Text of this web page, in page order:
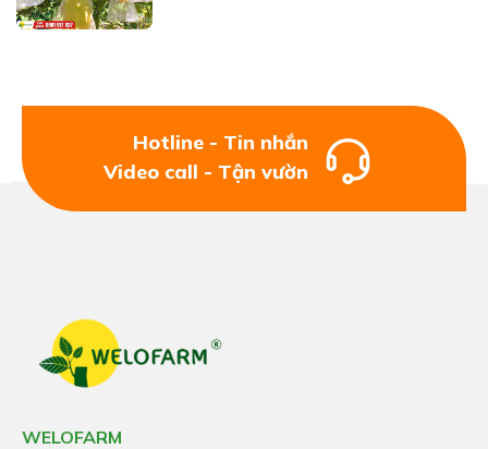
Hotline - Tin nhắn
Video call - Tận vườn
WELOFARM